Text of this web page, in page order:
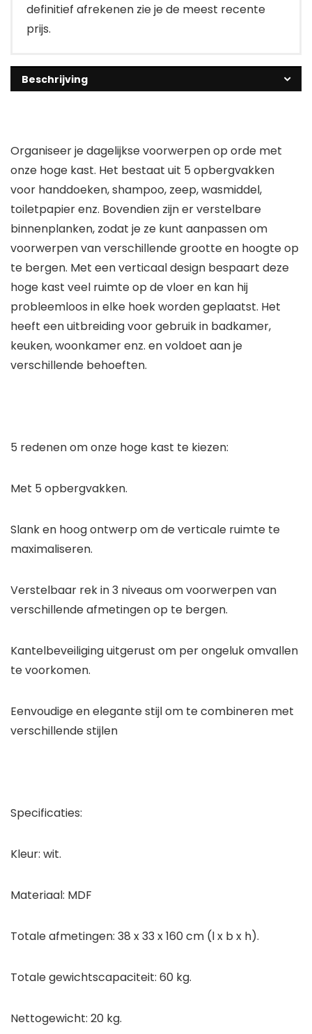
definitief afrekenen zie je de meest recente
prijs.
Beschrijving
Organiseer je dagelijkse voorwerpen op orde met
onze hoge kast. Het bestaat uit 5 opbergvakken
voor handdoeken, shampoo, zeep, wasmiddel,
toiletpapier enz. Bovendien zijn er verstelbare
binnenplanken, zodat je ze kunt aanpassen om
voorwerpen van verschillende grootte en hoogte op
te bergen. Met een verticaal design bespaart deze
hoge kast veel ruimte op de vloer en kan hij
probleemloos in elke hoek worden geplaatst. Het
heeft een uitbreiding voor gebruik in badkamer,
keuken, woonkamer enz. en voldoet aan je
verschillende behoeften.
5 redenen om onze hoge kast te kiezen:
Met 5 opbergvakken.
Slank en hoog ontwerp om de verticale ruimte te
maximaliseren.
Verstelbaar rek in 3 niveaus om voorwerpen van
verschillende afmetingen op te bergen.
Kantelbeveiliging uitgerust om per ongeluk omvallen
te voorkomen.
Eenvoudige en elegante stijl om te combineren met
verschillende stijlen
Specificaties:
Kleur: wit.
Materiaal: MDF
Totale afmetingen: 38 x 33 x 160 cm (l x b x h).
Totale gewichtscapaciteit: 60 kg.
Nettogewicht: 20 kg.